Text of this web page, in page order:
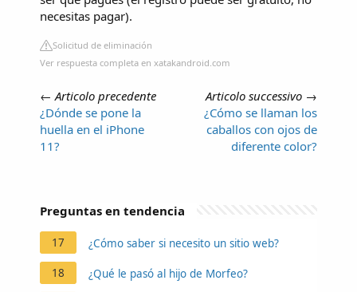
necesitas pagar).
Solicitud de eliminación
Ver respuesta completa en xatakandroid.com
←Articolo precedente
¿Dónde se pone la
huella en el iPhone
11?
Articolo successivo →
¿Cómo se llaman los
caballos con ojos de
diferente color?
Preguntas en tendencia
17 ¿Cómo saber si necesito un sitio web?
18 ¿Qué le pasó al hijo de Morfeo?